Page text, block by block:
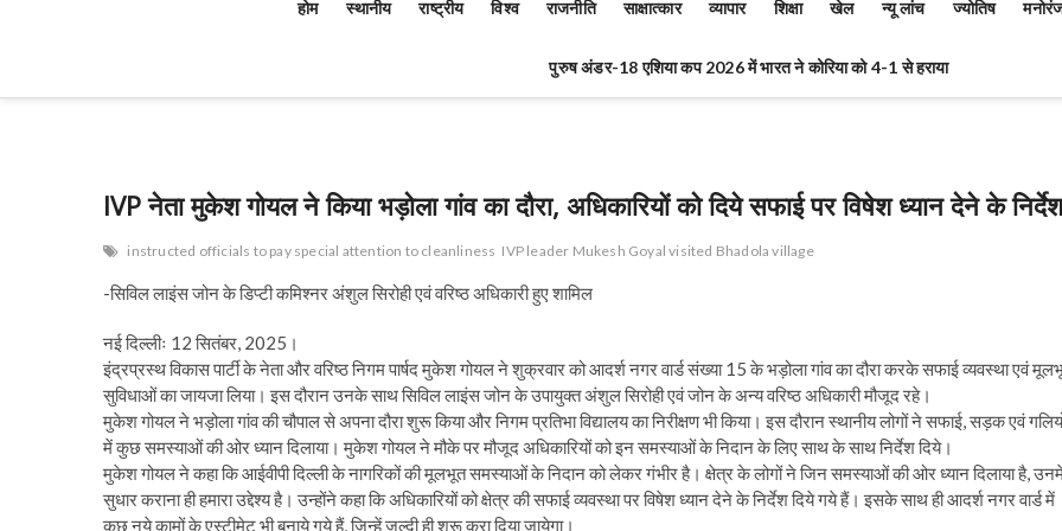
होम स्थानीय राष्ट्रीय विश्व राजनीति साक्षात्कार व्यापार शिक्षा खेल न्यू लांच ज्योतिष
पुरुष अंडर-18 एशिया कप 2026 में भारत ने कोरिया को 4-1 से हराया
IVP नेता मुकेश गोयल ने किया भड़ोला गांव का दौरा, अधिकारियों को दिये सफाई पर विषेश ध्यान देने के निर्देश
instructed officials to pay special attention to cleanliness IVP leader Mukesh Goyal visited Bhadola village
-सिविल लाइंस जोन के डिप्टी कमिश्नर अंशुल सिरोही एवं वरिष्ठ अधिकारी हुए शामिल
नई दिल्लीः 12 सितंबर, 2025।
इंद्रप्रस्थ विकास पार्टी के नेता और वरिष्ठ निगम पार्षद मुकेश गोयल ने शुक्रवार को आदर्श नगर वार्ड संख्या 15 के भड़ोला गांव का दौरा करके सफाई व्यवस्था एवं
सुविधाओं का जायजा लिया। इस दौरान उनके साथ सिविल लाइंस जोन के उपायुक्त अंशुल सिरोही एवं जोन के अन्य वरिष्ठ अधिकारी मौजूद रहे।
मुकेश गोयल ने भड़ोला गांव की चौपाल से अपना दौरा शुरू किया और निगम प्रतिभा विद्यालय का निरीक्षण भी किया। इस दौरान स्थानीय लोगों ने सफाई, सड़क एवं
में कुछ समस्याओं की ओर ध्यान दिलाया। मुकेश गोयल ने मौके पर मौजूद अधिकारियों को इन समस्याओं के निदान के लिए साथ के साथ निर्देश दिये।
मुकेश गोयल ने कहा कि आईवीपी दिल्ली के नागरिकों की मूलभूत समस्याओं के निदान को लेकर गंभीर है। क्षेत्र के लोगों ने जिन समस्याओं की ओर ध्यान दिलाया है,
सुधार कराना ही हमारा उद्देश्य है। उन्होंने कहा कि अधिकारियों को क्षेत्र की सफाई व्यवस्था पर विषेश ध्यान देने के निर्देश दिये गये हैं। इसके साथ ही आदर्श नगर वार्ड में
कुछ नये कामों के एस्टीमेट भी बनाये गये हैं, जिन्हें जल्दी ही शुरू करा दिया जायेगा।